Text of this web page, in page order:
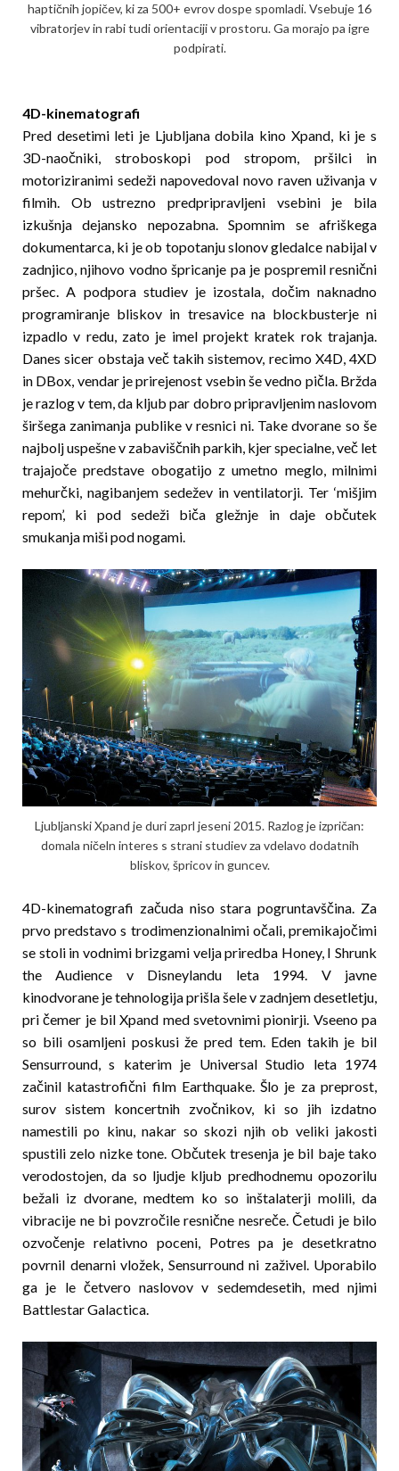
haptičnih jopičev, ki za 500+ evrov dospe spomladi. Vsebuje 16
vibratorjev in rabi tudi orientaciji v prostoru. Ga morajo pa igre
podpirati.
4D-kinematografi
Pred desetimi leti je Ljubljana dobila kino Xpand, ki je s
3D-naočniki, stroboskopi pod stropom, pršilci in
motoriziranimi sedeži napovedoval novo raven uživanja v
filmih. Ob ustrezno predpripravljeni vsebini je bila
izkušnja dejansko nepozabna. Spomnim se afriškega
dokumentarca, ki je ob topotanju slonov gledalce nabijal v
zadnjico, njihovo vodno špricanje pa je pospremil resnični
pršec. A podpora studiev je izostala, dočim naknadno
programiranje bliskov in tresavice na blockbusterje ni
izpadlo v redu, zato je imel projekt kratek rok trajanja.
Danes sicer obstaja več takih sistemov, recimo X4D, 4XD
in DBox, vendar je prirejenost vsebin še vedno pičla. Bržda
je razlog v tem, da kljub par dobro pripravljenim naslovom
širšega zanimanja publike v resnici ni. Take dvorane so še
najbolj uspešne v zabaviščnih parkih, kjer specialne, več let
trajajoče predstave obogatijo z umetno meglo, milnimi
mehurčki, nagibanjem sedežev in ventilatorji. Ter ‘mišjim
repom’, ki pod sedeži biča gležnje in daje občutek
smukanja miši pod nogami.
Ljubljanski Xpand je duri zaprl jeseni 2015. Razlog je izpričan:
domala ničeln interes s strani studiev za vdelavo dodatnih
bliskov, špricov in guncev.
4D-kinematografi začuda niso stara pogruntavščina. Za
prvo predstavo s trodimenzionalnimi očali, premikajočimi
se stoli in vodnimi brizgami velja priredba Honey, I Shrunk
the Audience v Disneylandu leta 1994. V javne
kinodvorane je tehnologija prišla šele v zadnjem desetletju,
pri čemer je bil Xpand med svetovnimi pionirji. Vseeno pa
so bili osamljeni poskusi že pred tem. Eden takih je bil
Sensurround, s katerim je Universal Studio leta 1974
začinil katastrofični film Earthquake. Šlo je za preprost,
surov sistem koncertnih zvočnikov, ki so jih izdatno
namestili po kinu, nakar so skozi njih ob veliki jakosti
spustili zelo nizke tone. Občutek tresenja je bil baje tako
verodostojen, da so ljudje kljub predhodnemu opozorilu
bežali iz dvorane, medtem ko so inštalaterji molili, da
vibracije ne bi povzročile resnične nesreče. Četudi je bilo
ozvočenje relativno poceni, Pot­res pa je desetkratno
povrnil denarni vložek, Sensurround ni zaživel. Uporabilo
ga je le četvero naslovov v sedemdesetih, med njimi
Battlestar Galactica.